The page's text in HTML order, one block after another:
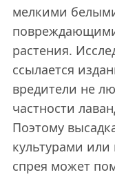
мелкими
растения.
ссылается
вредители не
частности
Поэтому
культурами или
спрея может